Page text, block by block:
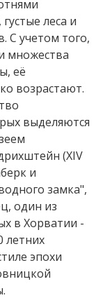
леса и
С учетом того,
множества
её
возрастают.
выделяются
(XIV
и
замка",
один из
в Хорватии -
летних
эпохи